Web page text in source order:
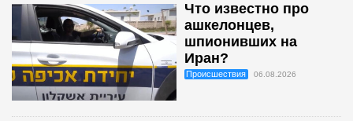
Что известно про
ашкелонцев,
шпионивших на
Иран?
Происшествия 06.08.2026